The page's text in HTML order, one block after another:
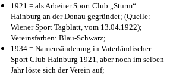
1921 = als Arbeiter Sport Club „Sturm“
Hainburg an der Donau gegründet; (Quelle:
Wiener Sport Tagblatt, vom 13.04.1922);
Vereinsfarben: Blau-Schwarz;
1934 = Namensänderung in Vaterländischer
Sport Club Hainburg 1921, aber noch im selben
Jahr löste sich der Verein auf;